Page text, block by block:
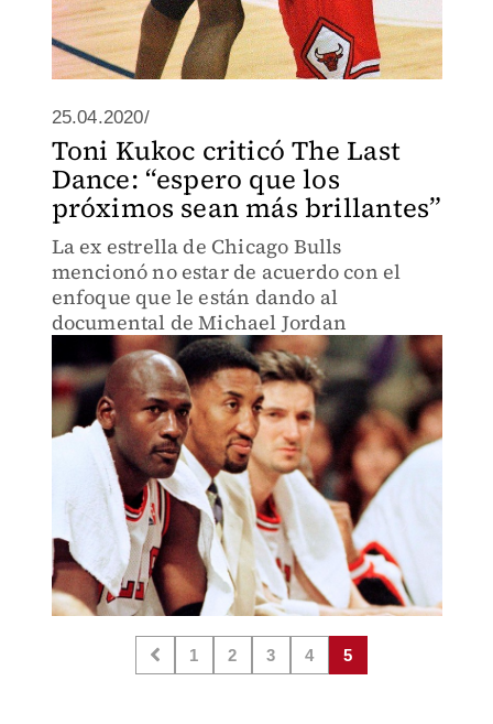
25.04.2020/
Toni Kukoc criticó The Last
Dance: “espero que los
próximos sean más brillantes”
La ex estrella de Chicago Bulls
mencionó no estar de acuerdo con el
enfoque que le están dando al
documental de Michael Jordan
1 2 3 4 5